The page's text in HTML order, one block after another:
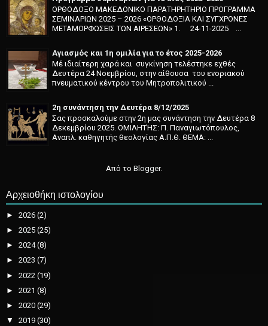
ΟΡΘΟΔΟΞΟ ΜΑΚΕΔΟΝΙΚΟ ΠΑΡΑΤΗΡΗΤΗΡΙΟ ΠΡΟΓΡΑΜΜΑ
ΣΕΜΙΝΑΡΙΩΝ 2025 – 2026 «ΟΡΘΟΔΟΞΙΑ ΚΑΙ ΣΥΓΧΡΟΝΕΣ
ΜΕΤΑΜΟΡΦΩΣΕΙΣ ΤΩΝ ΑΙΡΕΣΕΩΝ» 1. 24-11-2025 ...
Αγιασμός και 1η ομιλία για το έτος 2025-2026
Μέ ιδιαίτερη χαρά και συγκί­νηση τελέστηκε εχθές
Δευτέρα 24 Νοεμβρίου, στην αίθουσα του ενοριακού
πνευματικού κέντρου του Μητροπολιτικού ...
2η συνάντηση την Δευτέρα 8/12/2025
Σας προσκαλούμε στην 2η μας συνάντηση την Δευτέρα 8
Δεκεμβρίου 2025. ΟΜΙΛΗΤΉΣ: Π. Παναγιωτόπουλος,
Αναπλ. καθηγητής θεολογίας Α.Π.Θ. ΘΕΜΑ: ...
Από το Blogger.
Αρχειοθήκη ιστολογίου
► 2026 (2)
► 2025 (25)
► 2024(8)
► 2023 (7)
► 2022 (19)
► 2021 (8)
► 2020 (29)
▼ 2019 (30)